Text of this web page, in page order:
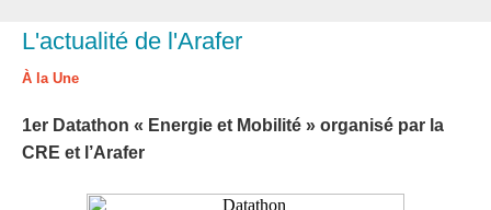
L'actualité de l'Arafer
À la Une
1er Datathon « Energie et Mobilité » organisé par la
CRE et l’Arafer